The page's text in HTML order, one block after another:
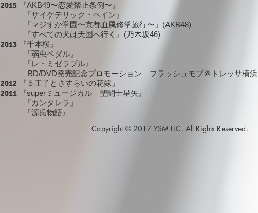
2015 『AKB49〜恋愛禁止条例〜』
『サイケデリック・ペイン』
『マジすか学園〜京都血風修学旅行〜』(AKB48)
『すべての犬は天国へ行く』(乃木坂46)
2013 『千本桜』
『弱虫ペダル』
『レ・ミゼラブル』
BD/DVD発売記念プロモーション フラッシュモブ＠トレッサ横浜
2012 『５王子とさすらいの花嫁』
2011 『superミュージカル 聖闘士星矢』
『カンタレラ』
『源氏物語』
Copyright © 2017 YSM LLC. All Rights Reserved.